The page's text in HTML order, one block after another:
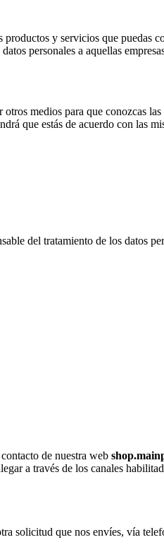
productos y servicios que puedas
personales a aquellas
medios para que conozcas
que estás de acuerdo con las
del tratamiento de los datos
de nuestra web
a través de los canales
solicitud que nos envíes, vía